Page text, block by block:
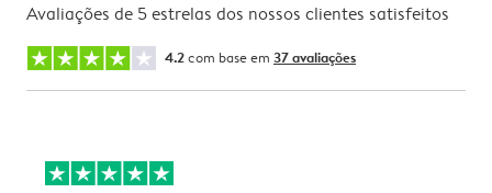
Avaliações de 5 estrelas dos nossos clientes satisfeitos
4.2com base em 37 avaliações